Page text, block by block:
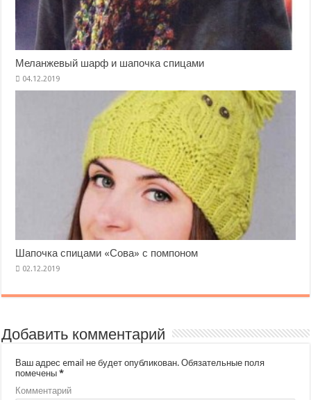
Меланжевый шарф и шапочка спицами
Шапочка спицами «Сова» с помпоном
Добавить комментарий
Ваш адрес email не будет опубликован. Обязательные поля
помечены*
Комментарий